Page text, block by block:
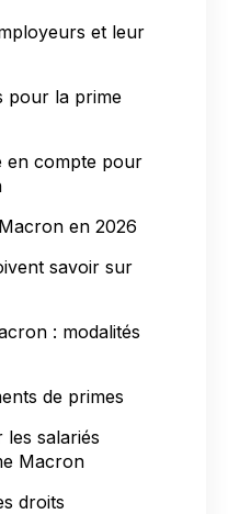
et leur
pour la prime
en compte pour
en 2026
savoir sur
: modalités
de primes
salariés
Macron
droits